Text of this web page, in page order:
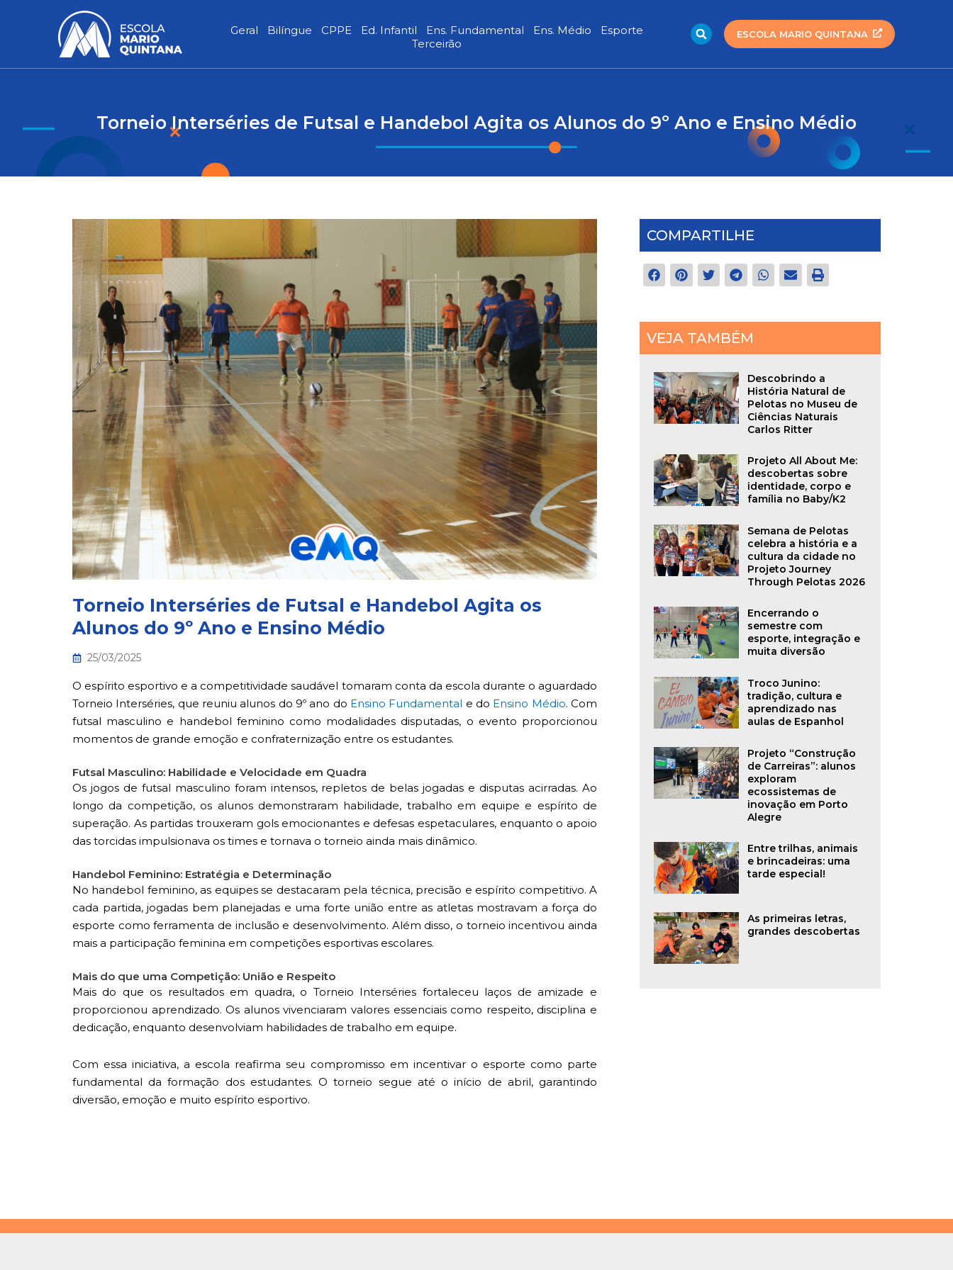
Geral Bilíngue CPPE Ed. Infantil Ens. Fundamental Ens. Médio
Esporte
Terceirão
SearchESCOLA MARIO QUINTANA
Torneio Interséries de Futsal e Handebol Agita os Alunos do 9º Ano e Ensino Médio
Torneio Interséries de Futsal e Handebol Agita os
Alunos do 9º Ano e Ensino Médio
25/03/2025
O espírito esportivo e a competitividade saudável tomaram conta da escola durante o aguardado
Torneio Interséries, que reuniu alunos do 9º ano do Ensino Fundamental e do Ensino Médio. Com
futsal masculino e handebol feminino como modalidades disputadas, o evento proporcionou
momentos de grande emoção e confraternização entre os estudantes.
Futsal Masculino: Habilidade e Velocidade em Quadra
Os jogos de futsal masculino foram intensos, repletos de belas jogadas e disputas acirradas. Ao
longo da competição, os alunos demonstraram habilidade, trabalho em equipe e espírito de
superação. As partidas trouxeram gols emocionantes e defesas espetaculares, enquanto o apoio
das torcidas impulsionava os times e tornava o torneio ainda mais dinâmico.
Handebol Feminino: Estratégia e Determinação
No handebol feminino, as equipes se destacaram pela técnica, precisão e espírito competitivo. A
cada partida, jogadas bem planejadas e uma forte união entre as atletas mostravam a força do
esporte como ferramenta de inclusão e desenvolvimento. Além disso, o torneio incentivou ainda
mais a participação feminina em competições esportivas escolares.
Mais do que uma Competição: União e Respeito
Mais do que os resultados em quadra, o Torneio Interséries fortaleceu laços de amizade e
proporcionou aprendizado. Os alunos vivenciaram valores essenciais como respeito, disciplina e
dedicação, enquanto desenvolviam habilidades de trabalho em equipe.
Com essa iniciativa, a escola reafirma seu compromisso em incentivar o esporte como parte
fundamental da formação dos estudantes. O torneio segue até o início de abril, garantindo
diversão, emoção e muito espírito esportivo.
COMPARTILHE
VEJA TAMBÉM
Descobrindo a
História Natural de
Pelotas no Museu de
Ciências Naturais
Carlos Ritter
Projeto All About Me:
descobertas sobre
identidade, corpo e
família no Baby/K2
Semana de Pelotas
celebra a história e a
cultura da cidade no
Projeto Journey
Through Pelotas 2026
Encerrando o
semestre com
esporte, integração e
muita diversão
Troco Junino:
tradição, cultura e
aprendizado nas
aulas de Espanhol
Projeto “Construção
de Carreiras”: alunos
exploram
ecossistemas de
inovação em Porto
Alegre
Entre trilhas, animais
e brincadeiras: uma
tarde especial!
As primeiras letras,
grandes descobertas